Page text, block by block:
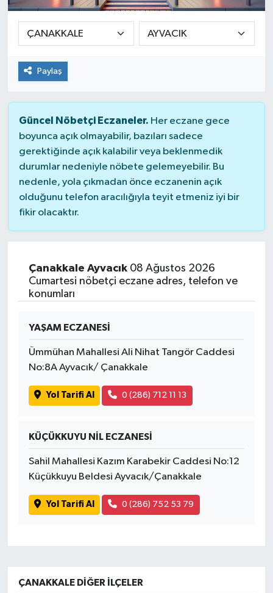
Paylaş
Güncel Nöbetçi Eczaneler. Her eczane gece
boyunca açık olmayabilir, bazıları sadece
gerektiğinde açık kalabilir veya beklenmedik
durumlar nedeniyle nöbete gelemeyebilir. Bu
nedenle, yola çıkmadan önce eczanenin açık
olduğunu telefon aracılığıyla teyit etmeniz iyi bir
fikir olacaktır.
Çanakkale Ayvacık08 Ağustos 2026
Cumartesi nöbetçi eczane adres, telefon ve
konumları
YAŞAM ECZANESİ
Ümmühan Mahallesi Ali Nihat Tangör Caddesi
No:8A Ayvacık/ Çanakkale
Yol Tarifi Al 0 (286) 712 11 13
KÜÇÜKKUYU NİL ECZANESİ
Sahil Mahallesi Kazım Karabekir Caddesi No:12
Küçükkuyu Beldesi Ayvacık/Çanakkale
Yol Tarifi Al 0 (286) 752 53 79
ÇANAKKALE DIĞER İLÇELER
SPOR
İLÇELERİMİZ
RESMİ İLAN